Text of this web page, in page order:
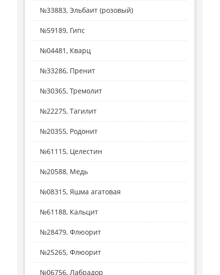
№33883, Эльбаит (розовый)
№59189, Гипс
№04481, Кварц
№33286, Пренит
№30365, Тремолит
№22275, Тагилит
№20355, Родонит
№61115, Целестин
№20588, Медь
№08315, Яшма агатовая
№61188, Кальцит
№28479, Флюорит
№25265, Флюорит
№06756, Лабрадор